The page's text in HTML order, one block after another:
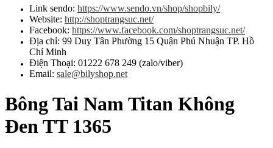
Link sendo: https://www.sendo.vn/shop/shopbily/
Website: http://shoptrangsuc.net/
Facebook: https://www.facebook.com/shoptrangsuc.net/
Địa chỉ: 99 Duy Tân Phường 15 Quận Phú Nhuận TP. Hồ
Chí Minh
Điện Thoại: 01222 678 249 (zalo/viber)
Email: sale@bilyshop.net
Bông Tai Nam Titan Không
Đen TT 1365